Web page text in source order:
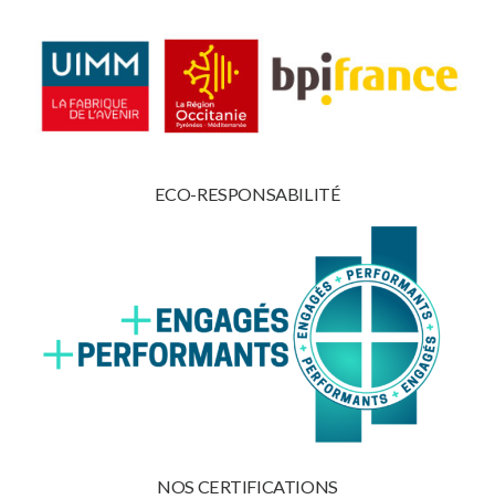
ECO-RESPONSABILITÉ
NOS CERTIFICATIONS